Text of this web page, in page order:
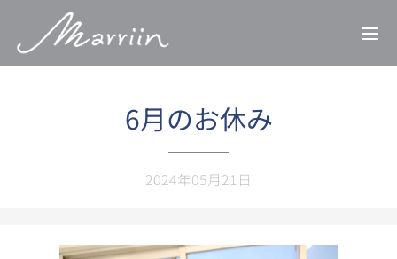
6月のお休み
2024年05月21日